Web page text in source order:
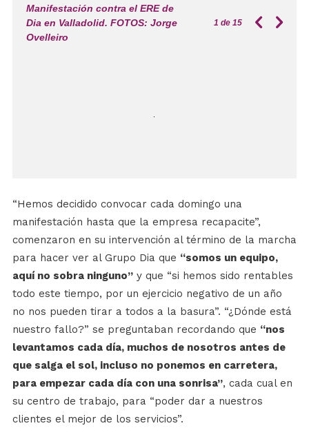
Manifestación contra el ERE de
Dia en Valladolid. FOTOS: Jorge
Ovelleiro
1 de 15
“Hemos decidido convocar cada domingo una
manifestación hasta que la empresa recapacite”,
comenzaron en su intervención al término de la marcha
para hacer ver al Grupo Dia que “somos un equipo,
aquí no sobra ninguno”y que “si hemos sido rentables
todo este tiempo, por un ejercicio negativo de un año
no nos pueden tirar a todos a la basura”. “¿Dónde está
nuestro fallo?” se preguntaban recordando que “nos
levantamos cada día, muchos de nosotros antes de
que salga el sol, incluso no ponemos en carretera,
para empezar cada día con una sonrisa”, cada cual en
su centro de trabajo, para “poder dar a nuestros
clientes el mejor de los servicios”.